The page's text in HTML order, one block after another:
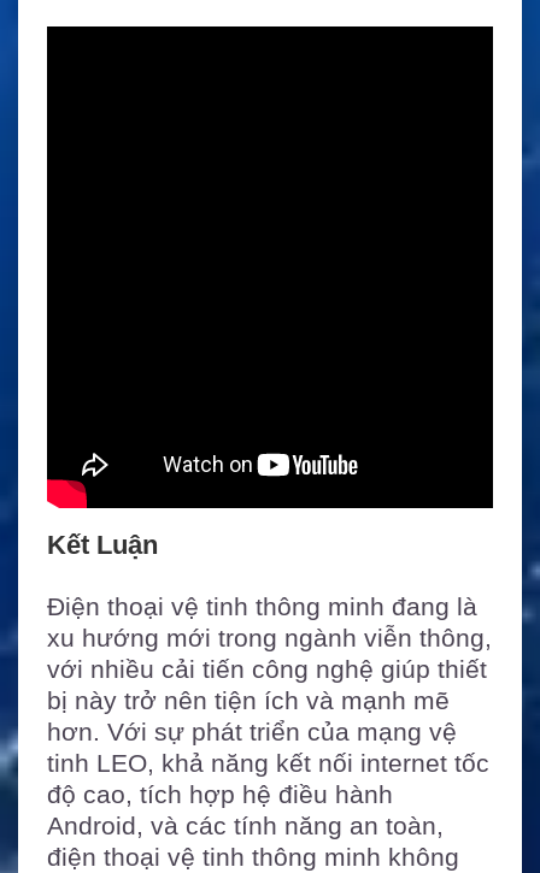
Kết Luận
Điện thoại vệ tinh thông minh đang là
xu hướng mới trong ngành viễn thông,
với nhiều cải tiến công nghệ giúp thiết
bị này trở nên tiện ích và mạnh mẽ
hơn. Với sự phát triển của mạng vệ
tinh LEO, khả năng kết nối internet tốc
độ cao, tích hợp hệ điều hành
Android, và các tính năng an toàn,
điện thoại vệ tinh thông minh không